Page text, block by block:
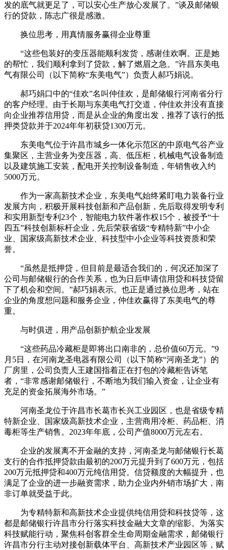
发的底气就更足了，可以安心生产放心发展了。”谈及邮储银
行的贷款，陈志广很是感激。
换位思考，用真情服务赢得企业尊重
“这些包装好的变压器能顺利发货，感谢佳欢啊。正是她
的帮忙，我们顺利拿到了贷款，解了燃眉之急。”许昌东美电
气有限公司（以下简称“东美电气”）负责人郝巧娟说。
郝巧娟口中的“佳欢”名叫仲佳欢，是邮储银行河南省分行
的客户经理。由于长期与东美电气打交道，仲佳欢并没有直接
向企业推荐信用贷，而是从企业的角度出发，推荐了该行的抵
押类贷款并于2024年年初获贷1300万元。
东美电气位于许昌市城乡一体化示范区的中原电气谷产业
集聚区，主营业务为变压器，高、低压柜，机械电气设备制造
以及建筑施工安装，配电开关控制设备制造，年销售收入约
5000万元。
作为一家高新技术企业，东美电气始终紧盯电力装备行业
发展方向，积极开展科技创新和产品创新，先后取得发明专利
和实用新型专利23个，智能电力软件著作权15个，被授予“十
四五”科技创新标杆企业，先后荣获省级“专精特新”中小企
业、国家级高新技术企业、科技型中小企业等科技资质和荣
誉。
“虽然是抵押贷，但目前是最适合我们的，何况还加深了
公司与邮储银行的合作关系，也为日后申请信用贷和科技贷留
下了机会和空间。”郝巧娟表示。也正是通过换位思考，站在
企业的角度想问题和服务企业，仲佳欢赢得了东美电气的尊
重。
与时俱进，用产品创新护航企业发展
“这些药品冷藏柜是即将出口南非的，总价值60万元。”9
月5日，在河南龙圣电器有限公司（以下简称“河南圣龙”）的
厂房里，公司负责人王建国指着正在打包的冷藏柜告诉笔
者，“非常感谢邮储银行，不断地为我们输入资金，让企业有
充足的资金拓展海外市场。”
河南圣龙位于许昌市长葛市长兴工业园区，也是省级专精
特新企业、国家级高新技术企业，主营商用冷柜、药品柜、消
毒柜等生产销售。2023年年底，公司产值8000万元左右。
企业的发展离不开金融的支持，河南圣龙与邮储银行长葛
支行的合作抵押贷款由最初的200万元提升到了600万元，包括
200万元抵押贷和400万元纯信用贷。信贷额度的大幅提升，也
满足了企业的进一步融资需求，助力企业内外销市场扩大，南
非订单就受益于此。
为专精特新和高新技术企业提供纯信用贷和科技贷等，这
都是邮储银行许昌市分行落实科技金融大文章的缩影。为落实
科技赋能行动，聚焦科创客群全生命周期金融需求，邮储银行
许昌市分行主动对接创新载体平台、高新技术产业园区等，赋